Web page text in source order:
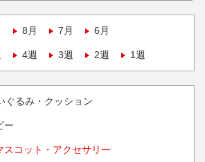
8月 7月 6月
4週 3週 2週 1週
ぐるみ・クッション
ー
スコット・アクセサリー